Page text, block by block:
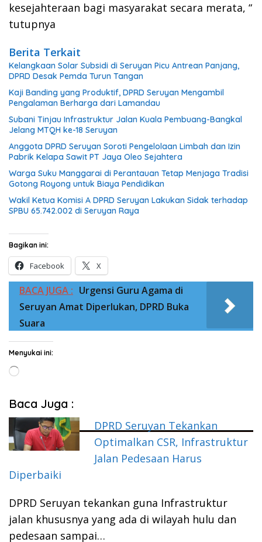
kesejahteraan bagi masyarakat secara merata, “
tutupnya
Berita Terkait
Kelangkaan Solar Subsidi di Seruyan Picu Antrean Panjang,
DPRD Desak Pemda Turun Tangan
Kaji Banding yang Produktif, DPRD Seruyan Mengambil
Pengalaman Berharga dari Lamandau
Subani Tinjau Infrastruktur Jalan Kuala Pembuang-Bangkal
Jelang MTQH ke-18 Seruyan
Anggota DPRD Seruyan Soroti Pengelolaan Limbah dan Izin
Pabrik Kelapa Sawit PT Jaya Oleo Sejahtera
Warga Suku Manggarai di Perantauan Tetap Menjaga Tradisi
Gotong Royong untuk Biaya Pendidikan
Wakil Ketua Komisi A DPRD Seruyan Lakukan Sidak terhadap
SPBU 65.742.002 di Seruyan Raya
Bagikan ini:
Facebook X
BACA JUGA : Urgensi Guru Agama di
Seruyan Amat Diperlukan, DPRD Buka
Suara
Menyukai ini:
Memuat...
Baca Juga :
DPRD Seruyan Tekankan
Optimalkan CSR, Infrastruktur
Jalan Pedesaan Harus
Diperbaiki
DPRD Seruyan tekankan guna Infrastruktur
jalan khususnya yang ada di wilayah hulu dan
pedesaan sampai…